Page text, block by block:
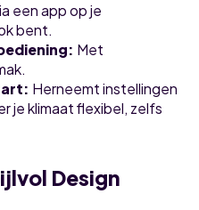
een app op je
bent.
Met
Herneemt instellingen
je klimaat flexibel, zelfs
Design